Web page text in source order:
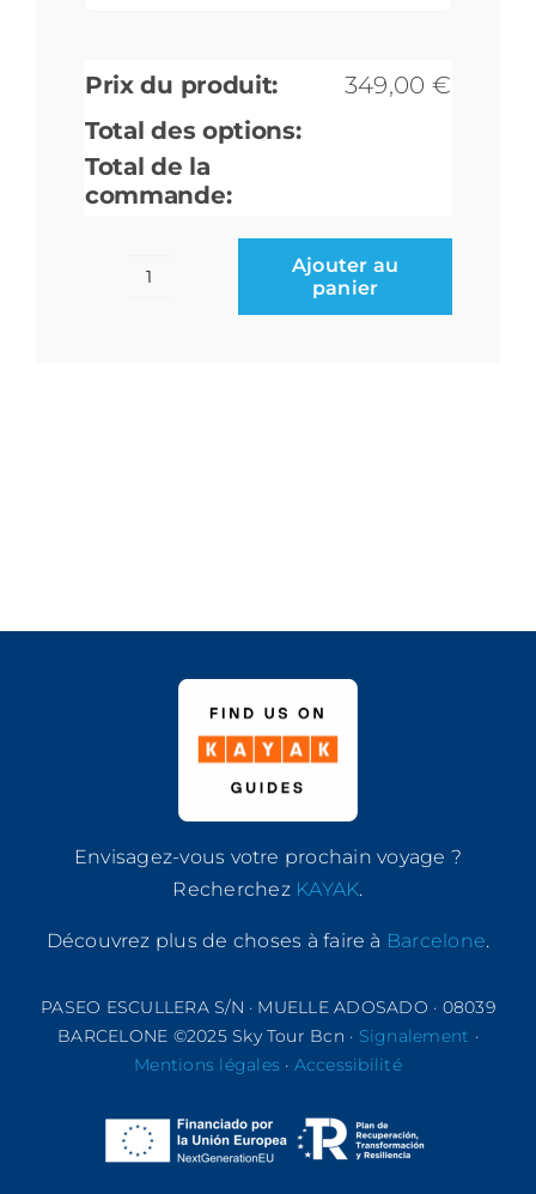
Prix du produit: 349,00 €
Total des options:
Total de la
commande:
fleuve
Ajouter au
panier
Envisagez-vous votre prochain voyage ?
Recherchez KAYAK.
Découvrez plus de choses à faire à Barcelone.
PASEO ESCULLERA S/N · MUELLE ADOSADO · 08039
BARCELONE ©2025 Sky Tour Bcn · Signalement ·
Mentions légales · Accessibilité